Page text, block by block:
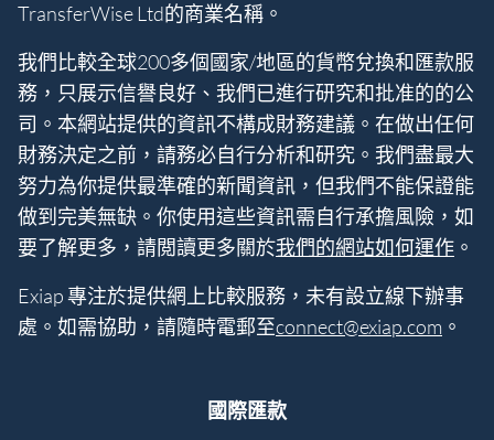
TransferWise Ltd的商業名稱。
我們比較全球200多個國家/地區的貨幣兌換和匯款服
務，只展示信譽良好、我們已進行研究和批准的的公
司。本網站提供的資訊不構成財務建議。在做出任何
財務決定之前，請務必自行分析和研究。我們盡最大
努力為你提供最準確的新聞資訊，但我們不能保證能
做到完美無缺。你使用這些資訊需自行承擔風險，如
要了解更多，請閲讀更多關於我們的網站如何運作 。
Exiap 專注於提供網上比較服務，未有設立線下辦事
處。如需協助，請隨時電郵至connect@exiap.com 。
國際匯款